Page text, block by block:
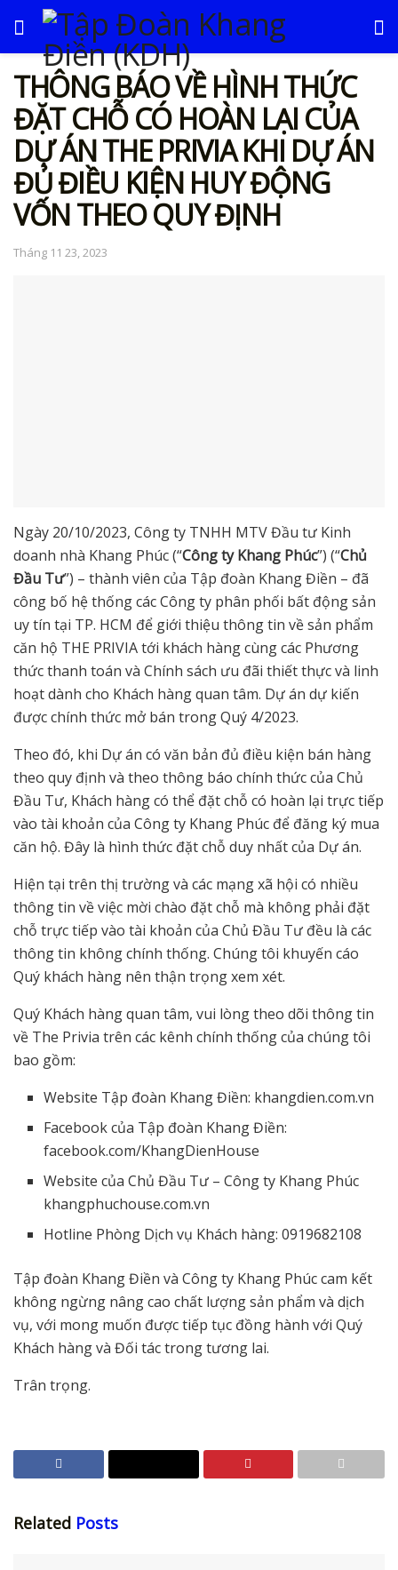
THÔNG BÁO VỀ HÌNH THỨC
ĐẶT CHỖ CÓ HOÀN LẠI CỦA
DỰ ÁN THE PRIVIA KHI DỰ ÁN
ĐỦ ĐIỀU KIỆN HUY ĐỘNG
VỐN THEO QUY ĐỊNH
Tháng 11 23, 2023
Ngày 20/10/2023, Công ty TNHH MTV Đầu tư Kinh
doanh nhà Khang Phúc (“Công ty Khang Phúc”) (“Chủ
Đầu Tư”) – thành viên của Tập đoàn Khang Điền – đã
công bố hệ thống các Công ty phân phối bất động sản
uy tín tại TP. HCM để giới thiệu thông tin về sản phẩm
căn hộ THE PRIVIA tới khách hàng cùng các Phương
thức thanh toán và Chính sách ưu đãi thiết thực và linh
hoạt dành cho Khách hàng quan tâm. Dự án dự kiến
được chính thức mở bán trong Quý 4/2023.
Theo đó, khi Dự án có văn bản đủ điều kiện bán hàng
theo quy định và theo thông báo chính thức của Chủ
Đầu Tư, Khách hàng có thể đặt chỗ có hoàn lại trực tiếp
vào tài khoản của Công ty Khang Phúc để đăng ký mua
căn hộ. Đây là hình thức đặt chỗ duy nhất của Dự án.
Hiện tại trên thị trường và các mạng xã hội có nhiều
thông tin về việc mời chào đặt chỗ mà không phải đặt
chỗ trực tiếp vào tài khoản của Chủ Đầu Tư đều là các
thông tin không chính thống. Chúng tôi khuyến cáo
Quý khách hàng nên thận trọng xem xét.
Quý Khách hàng quan tâm, vui lòng theo dõi thông tin
về The Privia trên các kênh chính thống của chúng tôi
bao gồm:
Website Tập đoàn Khang Điền: khangdien.com.vn
Facebook của Tập đoàn Khang Điền:
facebook.com/KhangDienHouse
Website của Chủ Đầu Tư – Công ty Khang Phúc
khangphuchouse.com.vn
Hotline Phòng Dịch vụ Khách hàng: 0919682108
Tập đoàn Khang Điền và Công ty Khang Phúc cam kết
không ngừng nâng cao chất lượng sản phẩm và dịch
vụ, với mong muốn được tiếp tục đồng hành với Quý
Khách hàng và Đối tác trong tương lai.
Trân trọng.
Related Posts